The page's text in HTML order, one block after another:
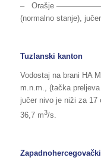
– Orašje
(normalno stanje),
Tuzlanski kanton
Vodostaj na brani HA
m.n.m., (tačka
jučer nivo je niži za
36,7 m3/s.